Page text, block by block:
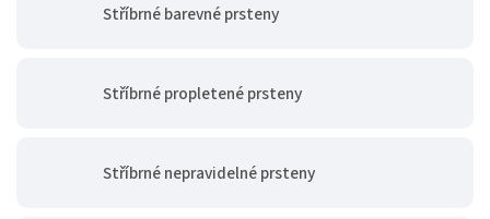
Stříbrné barevné prsteny
Stříbrné propletené prsteny
Stříbrné nepravidelné prsteny